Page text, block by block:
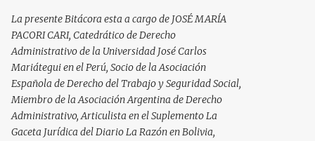
La presente Bitácora esta a cargo de JOSÉ MARÍA
PACORI CARI, Catedrático de Derecho
Administrativo de la Universidad José Carlos
Mariátegui en el Perú, Socio de la Asociación
Española de Derecho del Trabajo y Seguridad Social,
Miembro de la Asociación Argentina de Derecho
Administrativo, Articulista en el Suplemento La
Gaceta Jurídica del Diario La Razón en Bolivia,